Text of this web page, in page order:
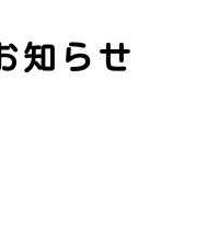
知らせ